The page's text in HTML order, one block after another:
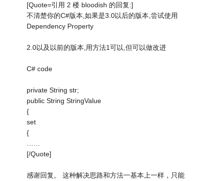
[Quote=引用 2 楼 bloodish 的回复:]
不清楚你的C#版本,如果是3.0以后的版本,尝试使用
Dependency Property
2.0以及以前的版本,用方法1可以,但可以做改进
C# code
private String str;
public String StringValue
{
set
{
[/Quote]
感谢回复。 这种解决思路和方法一基本上一样，只能